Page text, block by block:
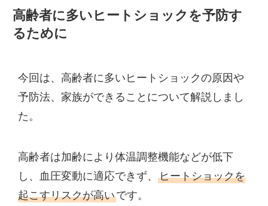
高齢者に多いヒートショックを予防す
るために
今回は、高齢者に多いヒートショックの原因や
予防法、家族ができることについて解説しまし
た。
高齢者は加齢により体温調整機能などが低下
し、血圧変動に適応できず、 ヒートショックを
起こすリスクが高いです。